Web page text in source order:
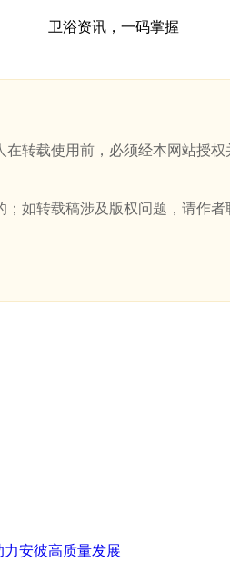
卫浴资讯，一码掌握
转载使用前，必须经本网站授
如转载稿涉及版权问题，请作
安彼高质量发展